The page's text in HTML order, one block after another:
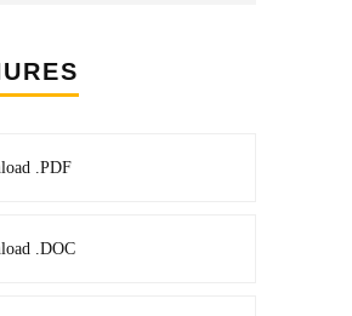
.PDF
.DOC